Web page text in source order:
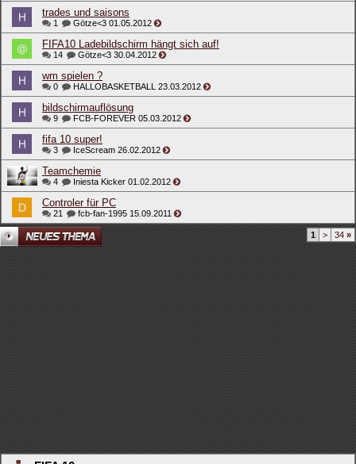
trades und saisons
1 Götze<3 01.05.2012
FIFA10 Ladebildschirm hängt sich auf!
14 Götze<3 30.04.2012
wm spielen ?
0 HALLOBASKETBALL 23.03.2012
bildschirmauflösung
9 FCB-FOREVER 05.03.2012
fifa 10 super!
3 IceScream 26.02.2012
Teamchemie
4 Iniesta Kicker 01.02.2012
Controler für PC
21 fcb-fan-1995 15.09.2011
1 > 34 »